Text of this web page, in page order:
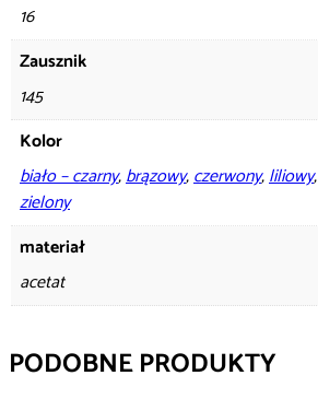
16
Zausznik
145
Kolor
biało – czarny,brązowy,czerwony,liliowy,
zielony
materiał
acetat
PODOBNE PRODUKTY